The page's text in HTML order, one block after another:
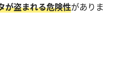
が盗まれる危険性がありま